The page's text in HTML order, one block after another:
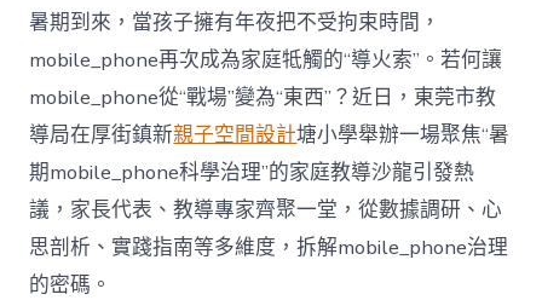
治
理
難
題？
讓
mobilJIUYI
俱
意
空
間
設
暑期到來，當孩子擁有年夜把不受拘束時間，
mobile_phone再次成為家庭牴觸的“導火索”。若何讓
mobile_phone從“戰場”變為“東西”？近日，東莞市教
導局在厚街鎮新親子空間設計塘小學舉辦一場聚焦“暑
期mobile_phone科學治理”的家庭教導沙龍引發熱
議，家長代表、教導專家齊聚一堂，從數據調研、心
思剖析、實踐指南等多維度，拆解mobile_phone治理
的密碼。